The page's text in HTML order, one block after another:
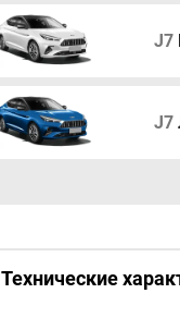
Запасное колесо
Экран бортового
Сенсорный дисплей
Bluetooth
USB для пассажиров
USB для передних
J7
J7
Технические